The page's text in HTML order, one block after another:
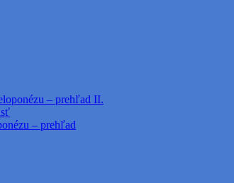
– prehľad II.
– prehľad